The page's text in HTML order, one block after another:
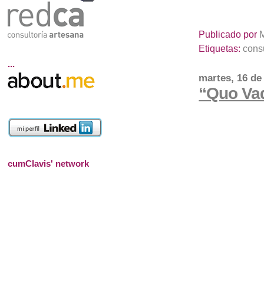
Publicado por
Etiquetas:
martes, 16
“Quo
...
cumClavis' network